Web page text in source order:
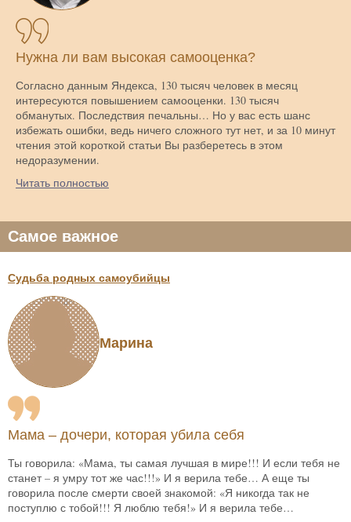
Самое важное
Судьба родных самоубийцы
Марина
Мама – дочери, которая убила себя
Ты говорила: «Мама, ты самая лучшая в мире!!! И если тебя не
станет – я умру тот же час!!!» И я верила тебе… А еще ты
говорила после смерти своей знакомой: «Я никогда так не
поступлю с тобой!!! Я люблю тебя!» И я верила тебе…
Нужна ли вам высокая самооценка?
Согласно данным Яндекса, 130 тысяч человек в месяц
интересуются повышением самооценки. 130 тысяч
обманутых. Последствия печальны… Но у вас есть шанс
избежать ошибки, ведь ничего сложного тут нет, и за 10 минут
чтения этой короткой статьи Вы разберетесь в этом
недоразумении.
Читать полностью